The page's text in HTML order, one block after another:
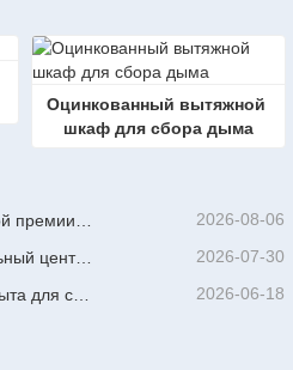
Оцинкованный вытяжной
шкаф для сбора дыма
2026-08-06
RITMAN открывает Глобальный центр обслуживания клиентов для повышения уровня поддержки полного жизненного цикла для клиентов по всему миру 2026-07-30
Объединение мирового опыта для стимулирования промышленного обновления | Первый международный тренинг по высокотехнологичному непрерывному цинкованию GalvInfo China успешно завершен 2026-06-18